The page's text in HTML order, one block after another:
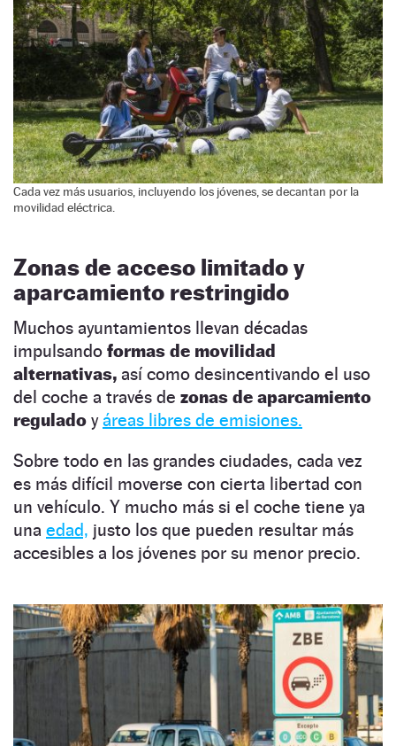
Cada vez más usuarios, incluyendo los jóvenes, se decantan por la
movilidad eléctrica.
Zonas de acceso limitado y
aparcamiento restringido
Muchos ayuntamientos llevan décadas
impulsando formas de movilidad
alternativas, así como desincentivando el uso
del coche a través de zonas de aparcamiento
regulado yáreas libres de emisiones.
Sobre todo en las grandes ciudades, cada vez
es más difícil moverse con cierta libertad con
un vehículo. Y mucho más si el coche tiene ya
una edad, justo los que pueden resultar más
accesibles a los jóvenes por su menor precio.